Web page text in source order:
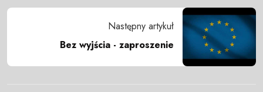
Następny artykuł
Bez wyjścia - zaproszenie